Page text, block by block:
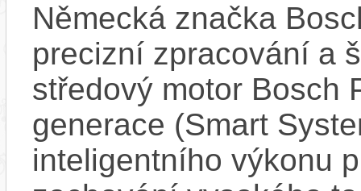
Německá značka
precizní zpracování a
středový motor Bosch
generace (Smart
inteligentního výkonu